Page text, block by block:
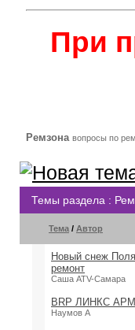
При
Ремзона вопросы по
Темы раздела :
Тема / Автор
Новый снеж
ремонт
Саша ATV-Самара
BRP ЛИНКС
Наумов А